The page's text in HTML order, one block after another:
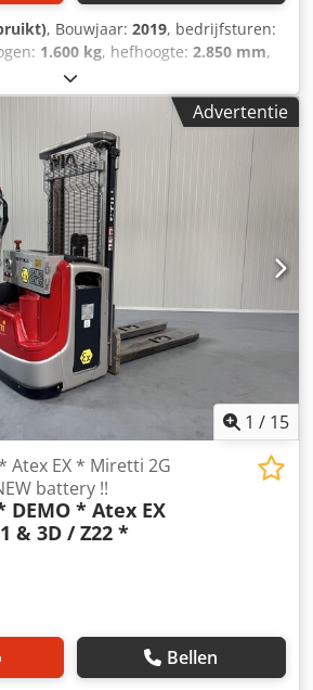
, Bouwjaar: 2019, bedrijfsturen:
1.600 kg, hefhoogte: 2.850 mm,
, masttype:
+ model:LINDE L 16 i ( 1173 ) * EX
* Cedpfozrfpfox Agyerf Mast:2W2850
Mast:2W Lowered height:2000 mm
Capacity:1600 kg Init.:Yes Year:2019
/ 345ah Options:* EX *
Certificate = EPS 16 ATEX 1137 X Type
in ZONE 1 & 2 ) Gasgroep = IIB
met ; - POWERSTEERING -
- Initiaal heffing !!
Advertentie
1 / 15
Atex EX * Miretti 2G
battery !!
DEMO * Atex EX
& 3D / Z22 *
Bellen